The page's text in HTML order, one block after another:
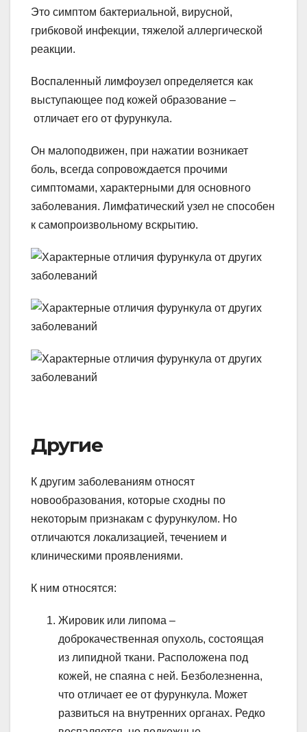
Это симптом бактериальной, вирусной,
грибковой инфекции, тяжелой аллергической
реакции.
Воспаленный лимфоузел определяется как
выступающее под кожей образование –
отличает его от фурункула.
Он малоподвижен, при нажатии возникает
боль, всегда сопровождается прочими
симптомами, характерными для основного
заболевания. Лимфатический узел не способен
к самопроизвольному вскрытию.
Другие
К другим заболеваниям относят
новообразования, которые сходны по
некоторым признакам с фурункулом. Но
отличаются локализацией, течением и
клиническими проявлениями.
К ним относятся:
Жировик или липома –
доброкачественная опухоль, состоящая
из липидной ткани. Расположена под
кожей, не спаяна с ней. Безболезненна,
что отличает ее от фурункула. Может
развиться на внутренних органах. Редко